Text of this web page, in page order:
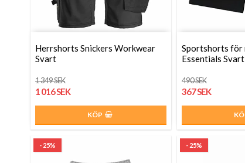
Herrshorts Snickers Workwear
Svart
1 349 SEK
1 016 SEK
KÖP
Sportshorts för
Essentials Svart
490 SEK
367 SEK
- 25% - 25%